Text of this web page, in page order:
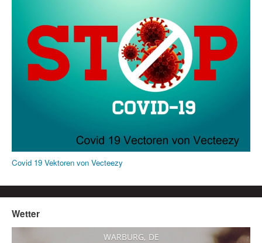
Covid 19 Vektoren von Vecteezy
Wetter
WARBURG, DE